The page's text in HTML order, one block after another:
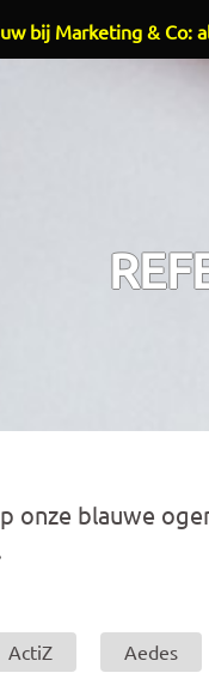
onze blauwe
ActiZ Aedes
bij Marketing & Co: